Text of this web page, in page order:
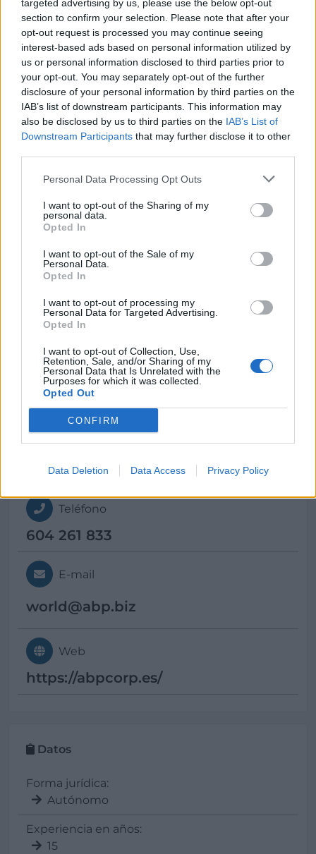
targeted advertising by us, please use the below opt-out
section to confirm your selection. Please note that after your
opt-out request is processed you may continue seeing
interest-based ads based on personal information utilized by
us or personal information disclosed to third parties prior to
your opt-out. You may separately opt-out of the further
disclosure of your personal information by third parties on the
IAB’s list of downstream participants. This information may
also be disclosed by us to third parties on the IAB’s List of
Downstream Participants that may further disclose it to other
Personal Data Processing Opt Outs
I want to opt-out of the Sharing of my
personal data.
Opted In
I want to opt-out of the Sale of my
Personal Data.
Opted In
I want to opt-out of processing my
Personal Data for Targeted Advertising.
Opted In
I want to opt-out of Collection, Use,
Retention, Sale, and/or Sharing of my
Personal Data that Is Unrelated with the
Purposes for which it was collected.
Opted Out
CONFIRM
Data Deletion Data Access Privacy Policy
ABP
Constitución, núm. 77, Cariño,
15360 Coruña (A) (A Coruña)
Coordenadas geográficas:
Latitud: 43.7387782, longitud: -7.8723897
España
Galicia
A Coruña
Coruña (A)
Contacto
Dirección
Constitución, núm. 77, Cariño,
15360 Coruña (A) (A Coruña)
Teléfono
604 261 833
E-mail
world@abp.biz
Web
https://abpcorp.es/
Datos
Forma jurídica:
Autónomo
Experiencia en años:
15